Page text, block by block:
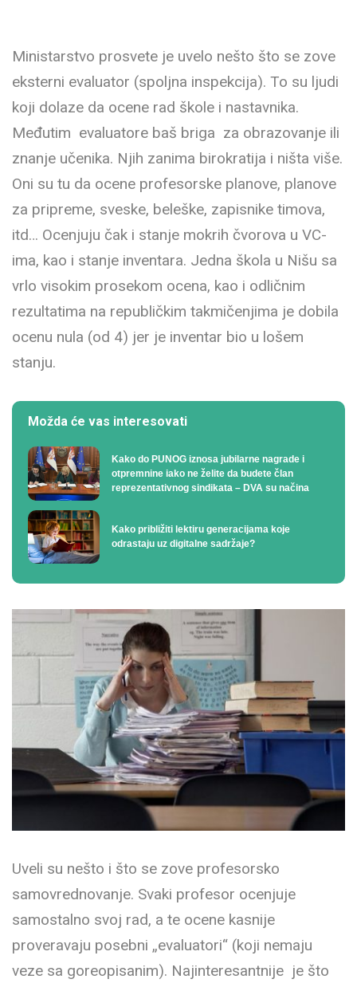
Ministarstvo prosvete je uvelo nešto što se zove
eksterni evaluator (spoljna inspekcija). To su ljudi
koji dolaze da ocene rad škole i nastavnika.
Međutim evaluatore baš briga za obrazovanje ili
znanje učenika. Njih zanima birokratija i ništa više.
Oni su tu da ocene profesorske planove, planove
za pripreme, sveske, beleške, zapisnike timova,
itd… Ocenjuju čak i stanje mokrih čvorova u VC-
ima, kao i stanje inventara. Jedna škola u Nišu sa
vrlo visokim prosekom ocena, kao i odličnim
rezultatima na republičkim takmičenjima je dobila
ocenu nula (od 4) jer je inventar bio u lošem
stanju.
Možda će vas interesovati
Kako do PUNOG iznosa jubilarne nagrade i
otpremnine iako ne želite da budete član
reprezentativnog sindikata – DVA su načina
Kako približiti lektiru generacijama koje
odrastaju uz digitalne sadržaje?
Uveli su nešto i što se zove profesorsko
samovrednovanje. Svaki profesor ocenjuje
samostalno svoj rad, a te ocene kasnije
proveravaju posebni „evaluatori“ (koji nemaju
veze sa goreopisanim). Najinteresantnije je što